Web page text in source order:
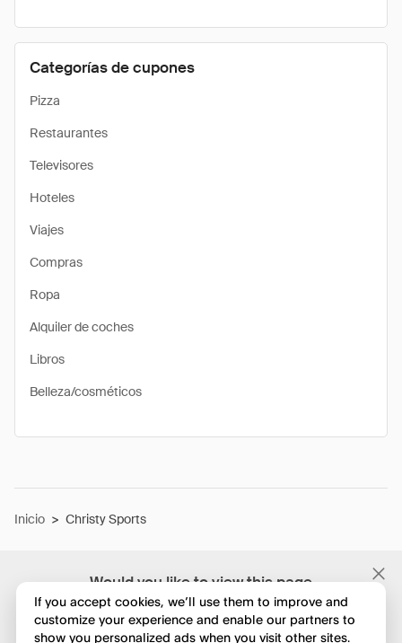
Would you like to view this page
in English?
Categorías de cupones
Pizza
Restaurantes
Televisores
Hoteles
Viajes
Compras
Ropa
Alquiler de coches
Libros
Belleza/cosméticos
Inicio > Christy Sports
If you accept cookies, we’ll use them to improve and
customize your experience and enable our partners to
show you personalized ads when you visit other sites.